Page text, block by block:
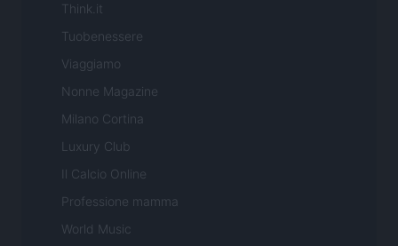
Think.it
Tuobenessere
Viaggiamo
Nonne Magazine
Milano Cortina
Luxury Club
Il Calcio Online
Professione mamma
World Music